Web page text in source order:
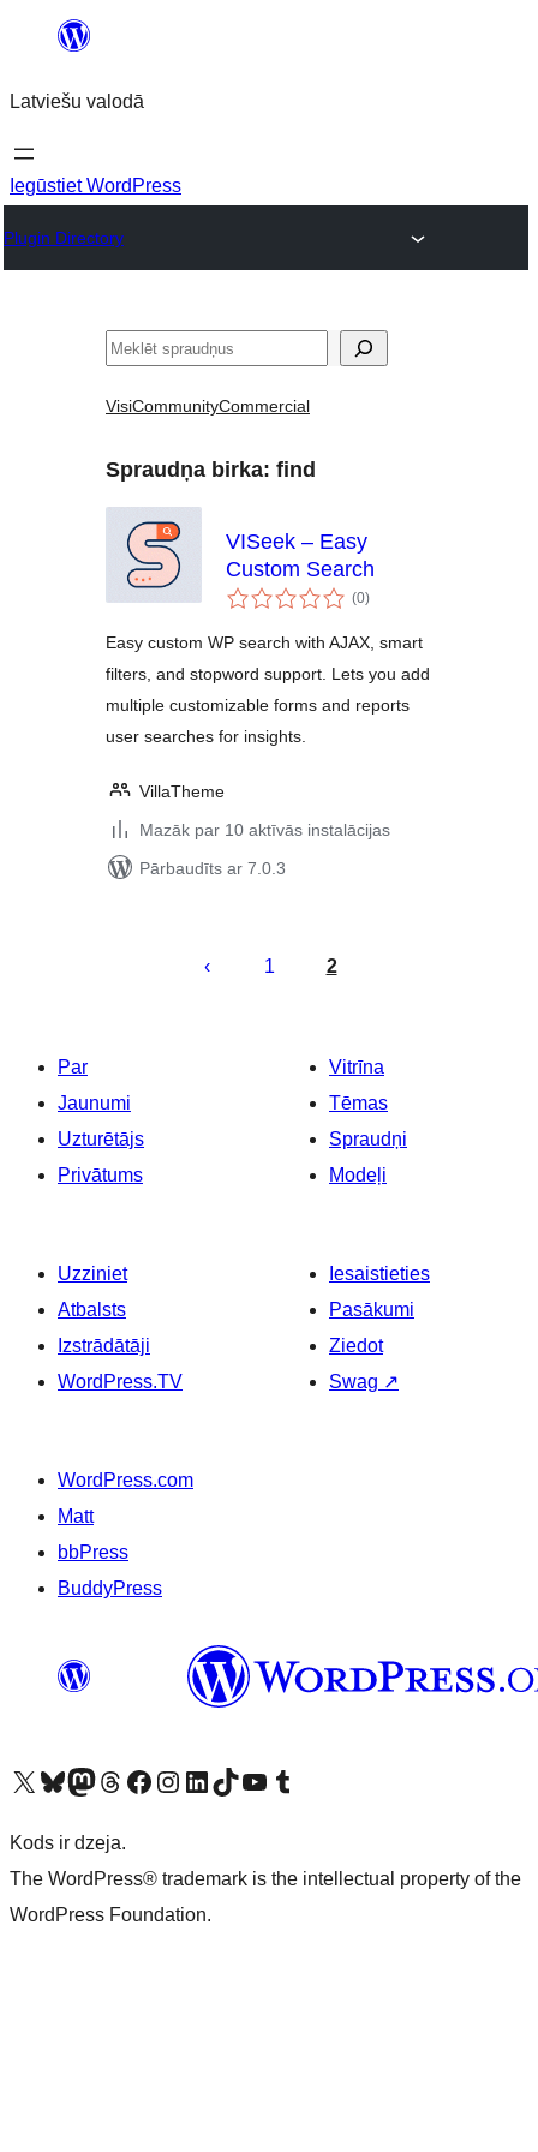
Pāriet
saturu
Latviešu valodā
Iegūstiet WordPress
Plugin Directory
Meklēt
VisiCommunityCommercial
Spraudņa birka: find
VISeek – Easy
Custom Search
(0vērtējumu
kopsumma
)
Easy custom WP search with AJAX, smart
filters, and stopword support. Lets you add
multiple customizable forms and reports
user searches for insights.
VillaTheme
Mazāk par 10 aktīvās instalācijas
Pārbaudīts ar 7.0.3
numerācija
1 2
Par
Jaunumi
Uzturētājs
Privātums
Vitrīna
Tēmas
Spraudņi
Modeļi
Uzziniet
Atbalsts
Izstrādātāji
WordPress.TV
Iesaistieties
Pasākumi
Ziedot
Swag ↗
WordPress.com
Matt
bbPress
BuddyPress
Apmeklējiet mūsu X (agrāk Twitter) kontu
Apmeklējiet mūsu Bluesky kontu
Apmeklējiet mūsu Mastodon kontu
Apmeklējiet mūsu Threads kontu
Apmeklējiet mūsu Facebook lapuApmeklējiet mūsu Instagram kontu
Apmeklējiet mūsu LinkedIn kontu
Apmeklējiet mūsu TikTok kontu
Apmeklējiet mūsu YouTube kanālu
Apmeklējiet mūsu Tumblr kontu
Kods ir dzeja.
The WordPress® trademark is the intellectual property of the
WordPress Foundation.